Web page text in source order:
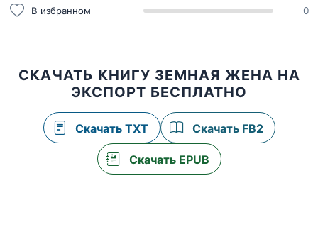
В избранном 0
СКАЧАТЬ КНИГУ ЗЕМНАЯ ЖЕНА НА
ЭКСПОРТ БЕСПЛАТНО
Скачать TXT Скачать FB2
Скачать EPUB